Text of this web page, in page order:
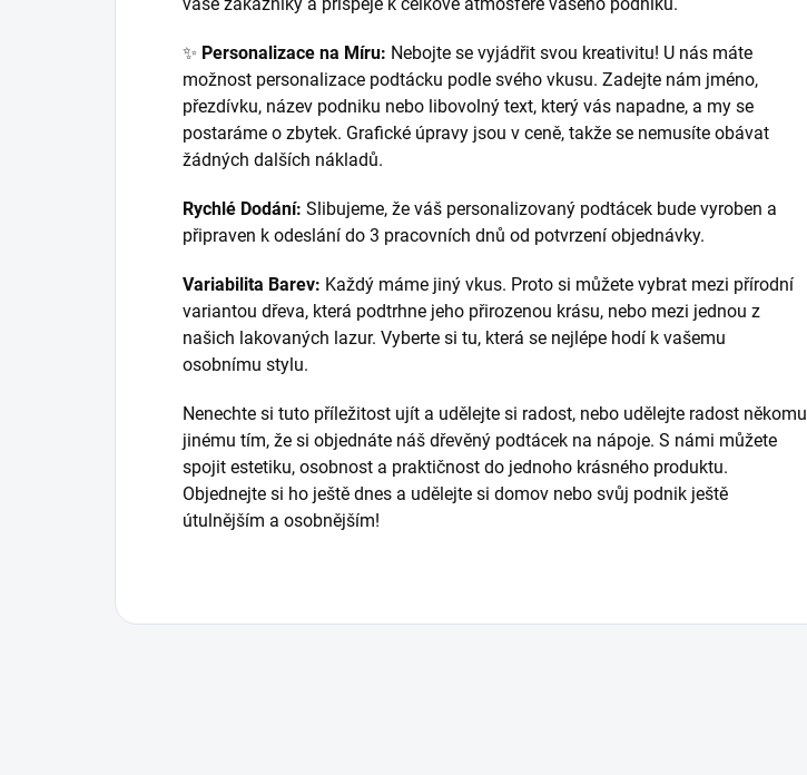
✨ Personalizace na Míru: Nebojte se vyjádřit svou kreativitu! U nás máte
možnost personalizace podtácku podle svého vkusu. Zadejte nám jméno,
přezdívku, název podniku nebo libovolný text, který vás napadne, a my se
postaráme o zbytek. Grafické úpravy jsou v ceně, takže se nemusíte obávat
žádných dalších nákladů.
Rychlé Dodání: Slibujeme, že váš personalizovaný podtácek bude vyroben a
připraven k odeslání do 3 pracovních dnů od potvrzení objednávky.
Variabilita Barev: Každý máme jiný vkus. Proto si můžete vybrat mezi přírodní
variantou dřeva, která podtrhne jeho přirozenou krásu, nebo mezi jednou z
našich lakovaných lazur. Vyberte si tu, která se nejlépe hodí k vašemu
osobnímu stylu.
Nenechte si tuto příležitost ujít a udělejte si radost, nebo udělejte radost někomu
jinému tím, že si objednáte náš dřevěný podtácek na nápoje. S námi můžete
spojit estetiku, osobnost a praktičnost do jednoho krásného produktu.
Objednejte si ho ještě dnes a udělejte si domov nebo svůj podnik ještě
útulnějším a osobnějším!